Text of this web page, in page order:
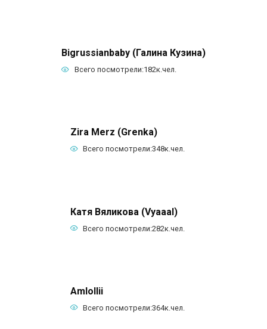
Bigrussianbaby (Галина Кузина)
Всего посмотрели:182к.чел.
Zira Merz (Grenka)
Всего посмотрели:348к.чел.
Катя Вяликова (Vyaaal)
Всего посмотрели:282к.чел.
Amlollii
Всего посмотрели:364к.чел.